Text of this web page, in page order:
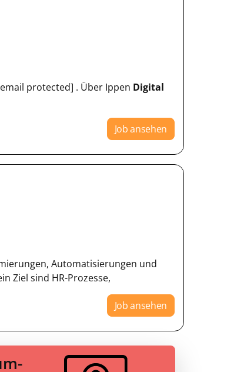
protected] . Über Ippen Digital
Job ansehen
Automatisierungen und
Ziel sind HR-Prozesse,
Job ansehen